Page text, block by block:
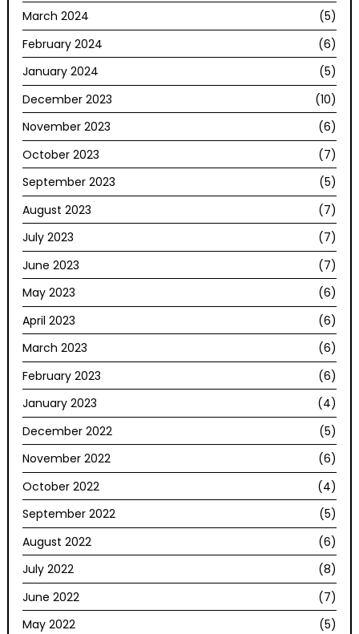
March 2024
(5)
February 2024
(6)
January 2024
(5)
December 2023
(10)
November 2023
(6)
October 2023
(7)
September 2023
(5)
August 2023
(7)
July 2023
(7)
June 2023
(7)
May 2023
(6)
April 2023
(6)
March 2023
(6)
February 2023
(6)
January 2023
(4)
December 2022
(5)
November 2022
(6)
October 2022
(4)
September 2022
(5)
August 2022
(6)
July 2022
(8)
June 2022
(7)
May 2022
(5)